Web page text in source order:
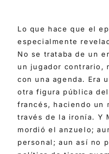
Lo que hace que el
especialmente
No se trataba de un
un jugador contrario,
con una agenda. Era
otra figura pública
francés, haciendo un
través de la ironía. Y
mordió el anzuelo;
personal; aun así no